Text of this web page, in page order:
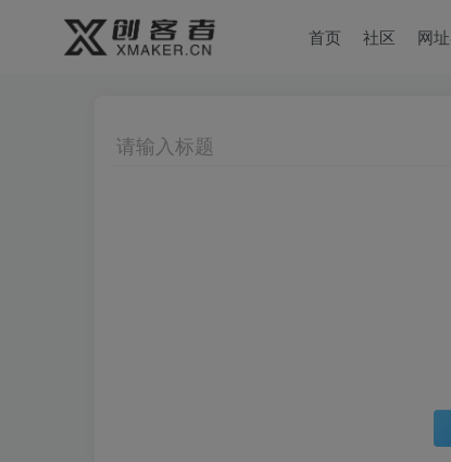
首页 社区 网